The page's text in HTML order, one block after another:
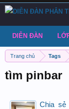
Trang chủ Tags
tìm pinbar
Chia sẻ
DIỄN ĐÀN